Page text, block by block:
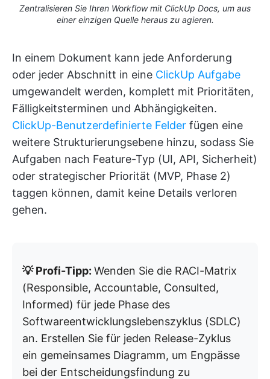
Zentralisieren Sie Ihren Workflow mit ClickUp Docs, um aus
einer einzigen Quelle heraus zu agieren.
In einem Dokument kann jede Anforderung
oder jeder Abschnitt in eine ClickUp Aufgabe
umgewandelt werden, komplett mit Prioritäten,
Fälligkeitsterminen und Abhängigkeiten.
ClickUp-Benutzerdefinierte Felder fügen eine
weitere Strukturierungsebene hinzu, sodass Sie
Aufgaben nach Feature-Typ (UI, API, Sicherheit)
oder strategischer Priorität (MVP, Phase 2)
taggen können, damit keine Details verloren
gehen.
💡 Profi-Tipp: Wenden Sie die RACI-Matrix
(Responsible, Accountable, Consulted,
Informed) für jede Phase des
Softwareentwicklungslebenszyklus (SDLC)
an. Erstellen Sie für jeden Release-Zyklus
ein gemeinsames Diagramm, um Engpässe
bei der Entscheidungsfindung zu